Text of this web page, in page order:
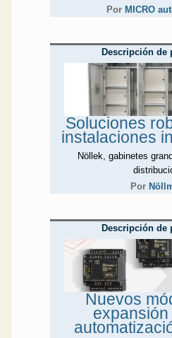
Por MICRO
Descripción de
Soluciones
instalaciones
Nöllek, gabinetes
Por
Descripción de
Nuevos